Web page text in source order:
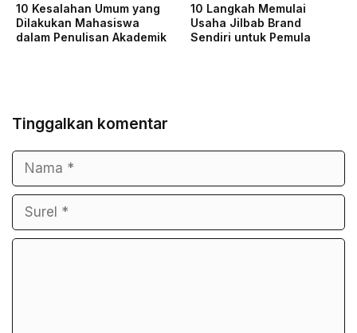
10 Kesalahan Umum yang
Dilakukan Mahasiswa
dalam Penulisan Akademik
10 Langkah Memulai
Usaha Jilbab Brand
Sendiri untuk Pemula
Tinggalkan komentar
Nama
Surel